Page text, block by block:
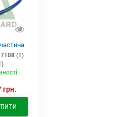
(1)
грн.